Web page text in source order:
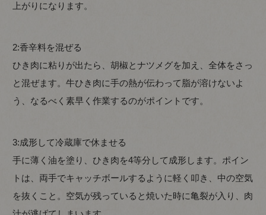
上がりになります。
2:香辛料を混ぜる
ひき肉に粘りが出たら、胡椒とナツメグを加え、全体をさっ
と混ぜます。牛ひき肉に手の熱が伝わって脂が溶けないよ
う、なるべく素早く作業するのがポイントです。
3:成形して冷蔵庫で休ませる
手に薄く油を塗り、ひき肉を4等分して成形します。ポイン
トは、両手でキャッチボールするように軽く叩き、中の空気
を抜くこと。空気が残っていると焼いた時に亀裂が入り、肉